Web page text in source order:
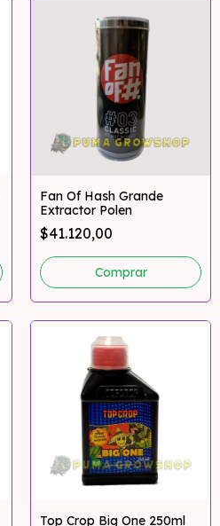
Fan Of Hash Grande
Extractor Polen
$41.120,00
Comprar
Top Crop Big One 250ml